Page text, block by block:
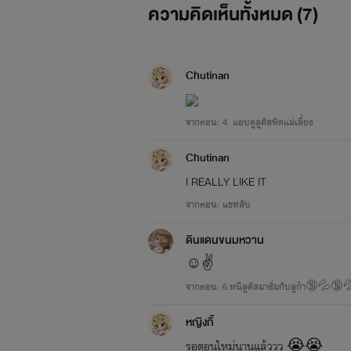
ความคิดเห็นทั้งหมด (7)
Chutinan
จากตอน: 4. แอบดูลูคัสฟัดแม่เลี้ยง
Chutinan
I REALLY LIKE IT
จากตอน: แชทลับ
ดินแดนขนมหวาน
☺️✌️
จากตอน: 6.หนีลูคัสมาซั่มกับลูก้า
หญิงกิ๊
รอตอนใหม่นานแล้ววว 😭😭